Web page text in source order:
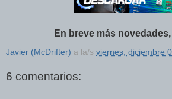
En breve más
Javier (McDrifter) a la/s viernes, diciembre
6 comentarios: